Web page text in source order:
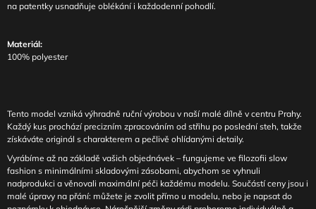
na patentky usnadňuje oblékání i každodenní pohodlí.
Materiál:
100% polyester
Tento model vzniká výhradně ruční výrobou v naší malé dílně v centru Prahy.
Každý kus prochází precizním zpracováním od střihu po poslední steh, takže
získáváte originál s charakterem a pečlivě ohlídanými detaily.
Vyrábíme až na základě vašich objednávek – fungujeme ve filozofii slow
fashion s minimálními skladovými zásobami, abychom se vyhnuli
nadprodukci a věnovali maximální péči každému modelu. Součástí ceny jsou i
malé úpravy na přání: můžete je zvolit přímo u modelu, nebo je napsat do